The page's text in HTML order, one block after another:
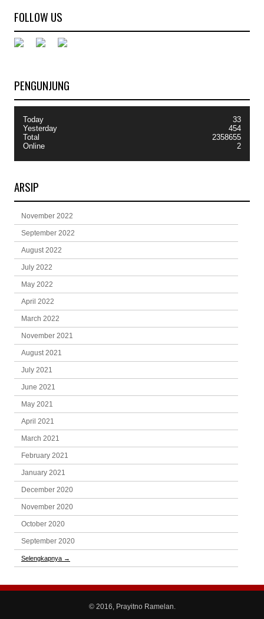
FOLLOW US
PENGUNJUNG
Today
Yesterday
Total
Online
33
454
2358655
2
ARSIP
November 2022
September 2022
August 2022
July 2022
May 2022
April 2022
March 2022
November 2021
August 2021
July 2021
June 2021
May 2021
April 2021
March 2021
February 2021
January 2021
December 2020
November 2020
October 2020
September 2020
Selengkapnya →
© 2016, Prayitno Ramelan.